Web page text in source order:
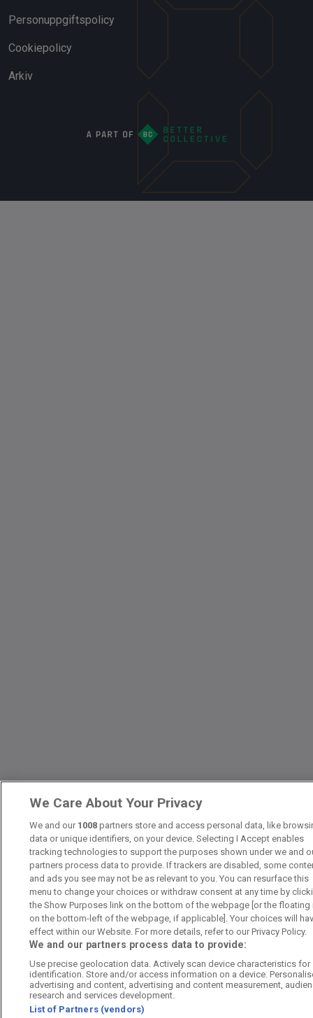
Personuppgiftspolicy
Cookiepolicy
Arkiv
We Care About Your Privacy
We and our 1008partners store and access personal data, like
data or unique identifiers, on your device. Selecting I Accept enables
tracking technologies to support the purposes shown under we and
partners process data to provide. If trackers are disabled, some
and ads you see may not be as relevant to you. You can resurface this
menu to change your choices or withdraw consent at any time by
the Show Purposes link on the bottom of the webpage [or the floating
on the bottom-left of the webpage, if applicable]. Your choices will
effect within our Website. For more details, refer to our Privacy Policy.
We and our partners process data to provide:
Use precise geolocation data. Actively scan device characteristics for
identification. Store and/or access information on a device.
advertising and content, advertising and content measurement,
research and services development.
List of Partners (vendors)